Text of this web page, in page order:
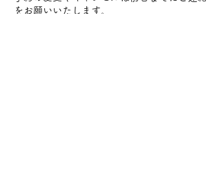
をお願いいたします。